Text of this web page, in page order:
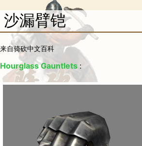
沙漏臂铠
来自骑砍中文百科
Hourglass Gauntlets :